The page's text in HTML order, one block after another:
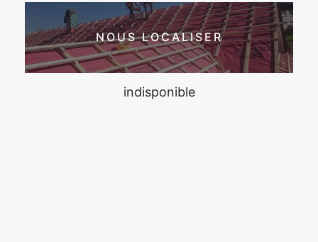
NOUS LOCALISER
indisponible